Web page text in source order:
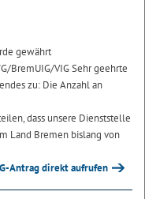
gewährt
BremUIG/VIG Sehr geehrte
zu: Die Anzahl an
dass unsere Dienststelle
Land Bremen bislang von
Antrag direkt aufrufen